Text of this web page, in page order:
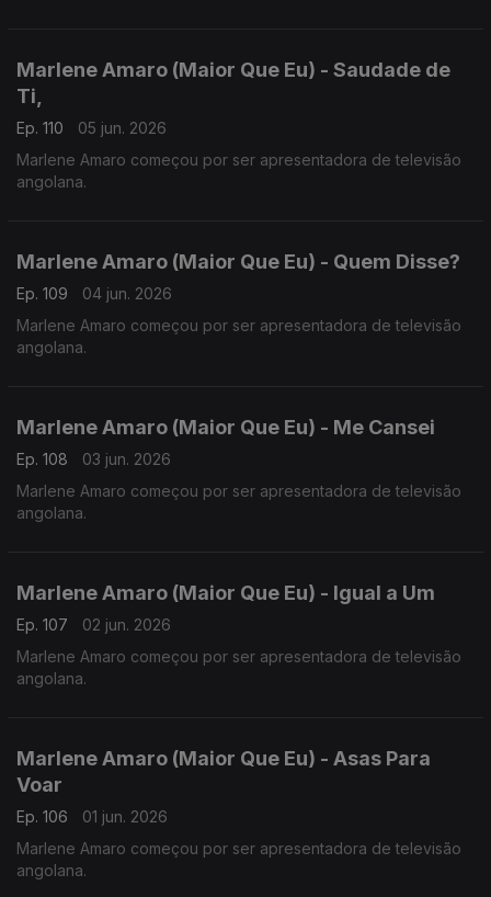
Marlene Amaro (Maior Que Eu) - Saudade de
Ti,
Ep. 110
05 jun. 2026
Marlene Amaro começou por ser apresentadora de televisão
angolana.
Marlene Amaro (Maior Que Eu) - Quem Disse?
Ep. 109
04 jun. 2026
Marlene Amaro começou por ser apresentadora de televisão
angolana.
Marlene Amaro (Maior Que Eu) - Me Cansei
Ep. 108
03 jun. 2026
Marlene Amaro começou por ser apresentadora de televisão
angolana.
Marlene Amaro (Maior Que Eu) - Igual a Um
Ep. 107
02 jun. 2026
Marlene Amaro começou por ser apresentadora de televisão
angolana.
Marlene Amaro (Maior Que Eu) - Asas Para
Voar
Ep. 106
01 jun. 2026
Marlene Amaro começou por ser apresentadora de televisão
angolana.